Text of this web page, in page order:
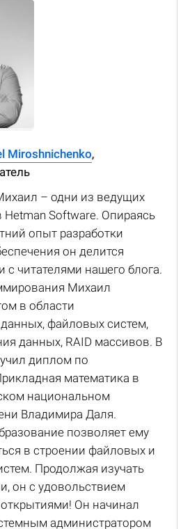
Miroshnichenko,
– одни из ведущих
Hetman Software. Опираясь
опыт разработки
он делится
читателями нашего блога.
Михаил
в области
файловых систем,
данных, RAID массивов. В
диплом по
математика в
национальном
Владимира Даля.
позволяет ему
в строении файловых и
Продолжая изучать
он с удовольствием
Он начинал
администратором